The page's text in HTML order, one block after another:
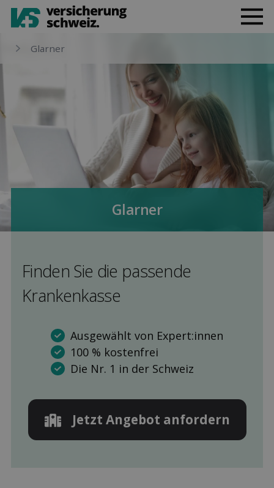
Glarner
Glarner
Finden Sie die pas­sende
Kranken­kasse
Ausgewählt von Expert:innen
100 % kostenfrei
Die Nr. 1 in der Schweiz
Jetzt Angebot anfordern